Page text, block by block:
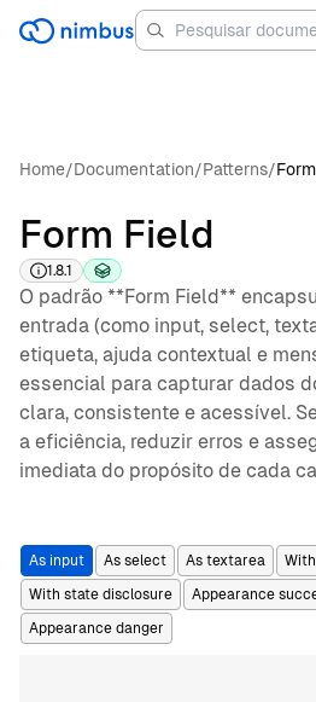
Home/Documentation/Patterns/
Form Field
1.8.1
O padrão **Form Field**
entrada (como input, select,
etiqueta, ajuda contextual e
essencial para capturar dados
clara, consistente e acessível.
a eficiência, reduzir erros e
imediata do propósito de cada
As input As select As textarea
With state disclosure
Appearance
Appearance danger